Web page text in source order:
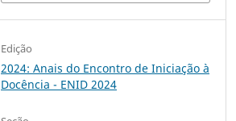
Edição
2024: Anais do Encontro de Iniciação à
Docência - ENID 2024